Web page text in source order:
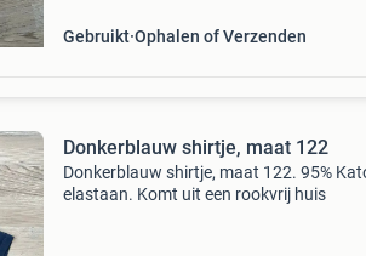
Gebruikt Ophalen of Verzenden
Donkerblauw shirtje, maat 122
Donkerblauw shirtje, maat 122. 95%
elastaan. Komt uit een rookvrij huis